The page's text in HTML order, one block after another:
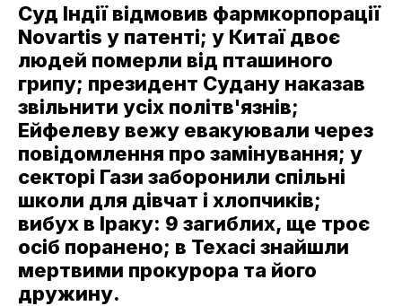
Суд Індії відмовив фармкорпорації
Novartis у патенті; у Китаї двоє
людей померли від пташиного
грипу; президент Судану наказав
звільнити усіх політв'язнів;
Ейфелеву вежу евакуювали через
повідомлення про замінування; у
секторі Гази заборонили спільні
школи для дівчат і хлопчиків;
вибух в Іраку: 9 загиблих, ще троє
осіб поранено; в Техасі знайшли
мертвими прокурора та його
дружину.